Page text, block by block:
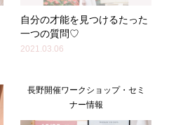
自分の才能を見つけるたった
一つの質問♡
2021.03.06
長野開催ワークショップ・セミ
ナー情報